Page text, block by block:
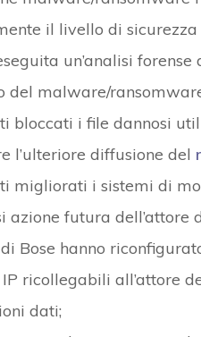
il livello di
un’analisi
del malware/
bloccati i file dannosi
l’ulteriore diffusione del
migliorati i sistemi di
azione futura
Bose hanno
ricollegabili all’attore
dati;